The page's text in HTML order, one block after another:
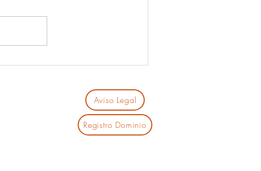
Aviso Legal
Registro Dominio